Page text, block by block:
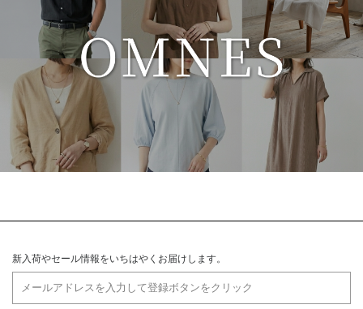
新入荷やセール情報をいちはやくお届けします。